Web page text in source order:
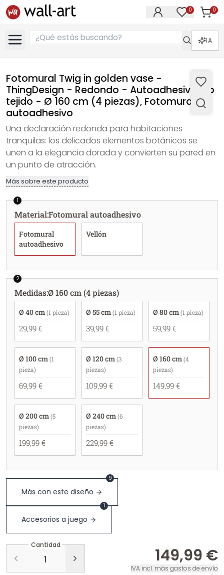
0 0
IA
Fotomural Twig in golden vase -
ThingDesign - Redondo - Autoadhesivo/no
tejido - Ø 160 cm (4 piezas), Fotomural
autoadhesivo
Una declaración redonda para habitaciones
tranquilas: los delicados elementos botánicos se
unen a la elegancia dorada y convierten su pared en
un punto de atracción.
Más sobre este producto
1
Material:Fotomural autoadhesivo
Fotomural
autoadhesivo
Vellón
2
Medidas:Ø 160 cm (4 piezas)
Ø 40 cm (1 pieza)
29,99 €
Ø 55 cm (1 pieza)
39,99 €
Ø 80 cm (1 pieza)
59,99 €
Ø 100 cm (1
pieza)
69,99 €
Ø 120 cm (3
piezas)
109,99 €
Ø 160 cm (4
piezas)
149,99 €
Ø 200 cm (5
piezas)
199,99 €
Ø 240 cm (6
piezas)
229,99 €
Más con este diseño
9
Accesorios a juego
1
Cantidad
149,99 €
IVA incl. más gastos de envío